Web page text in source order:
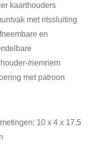
kaarthouders
met ritssluiting
en
riemriem
met patroon
10 x 4 x 17.5